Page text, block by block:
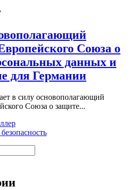
Союза о
данных и
для Германии
в силу основополагающий
Союза о защите...